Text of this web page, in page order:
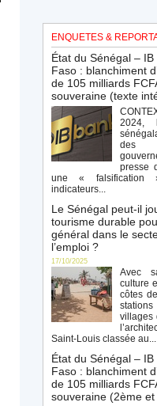
ENQUETES &
État du Sénégal –
Faso : blanchiment
de 105 milliards
souveraine (texte
2024,
des
presse
une « falsification
indicateurs...
Le Sénégal peut-il
tourisme durable
général dans le
l’emploi ?
17/10/2025
Avec
culture
côtes
villages
Saint-Louis classée au...
État du Sénégal –
Faso : blanchiment
de 105 milliards
souveraine (2ème